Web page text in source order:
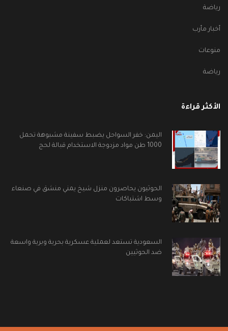
رياضة
أخبار مأرب
منوعات
رياضة
الأكثر قراءة
اليمن: خفر السواحل يضبط سفينة مشبوهة تحمل
1000 طن مواد مزدوجة الاستخدام قبالة لحج
الحوثيون يحاصرون منزل شيخ يمني منشق في صنعاء
وسط اشتباكات
السعودية تستعد لعملية عسكرية بحرية وبرية واسعة
ضد الحوثيين